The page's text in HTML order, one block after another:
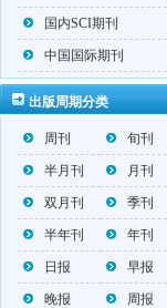
国内SCI期刊
中国国际期刊
出版周期分类
周刊 旬刊
半月刊 月刊
双月刊 季刊
半年刊 年刊
日报 早报
晚报 周报